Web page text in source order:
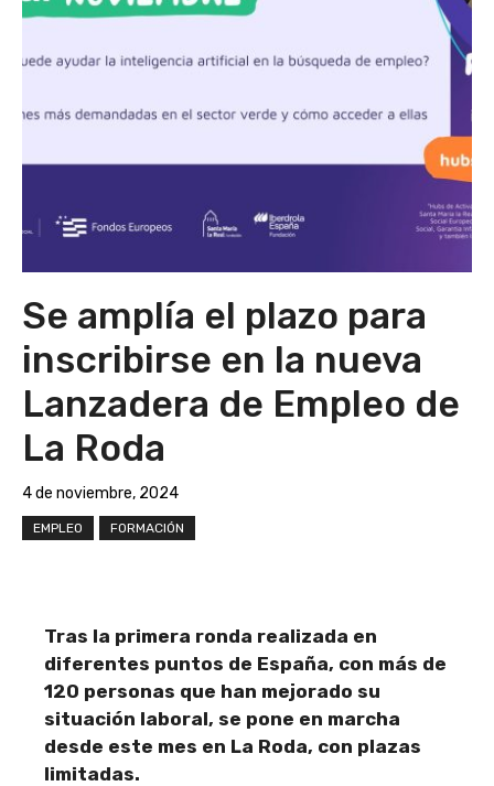
Se amplía el plazo para
inscribirse en la nueva
Lanzadera de Empleo de
La Roda
4 de noviembre, 2024
EMPLEO FORMACIÓN
Tras la primera ronda realizada en
diferentes puntos de España, con más de
120 personas que han mejorado su
situación laboral, se pone en marcha
desde este mes en La Roda, con plazas
limitadas.